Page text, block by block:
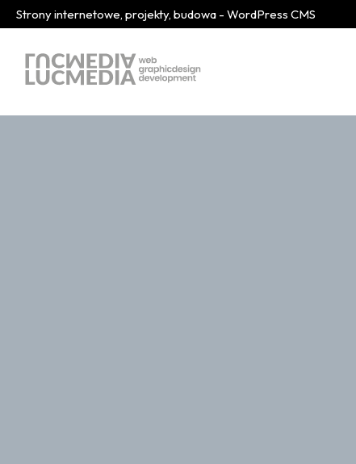
Strony internetowe, projekty, budowa - WordPress CMS